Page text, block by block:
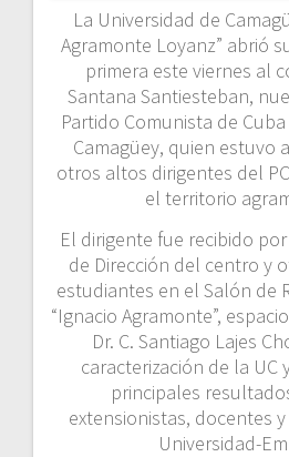
La Universidad de
Agramonte Loyanz” abrió
primera este viernes al
Santana Santiesteban,
Partido Comunista de
Camagüey, quien estuvo
otros altos dirigentes del
el territorio
El dirigente fue recibido
de Dirección del centro y
estudiantes en el Salón de
“Ignacio Agramonte”,
Dr. C. Santiago Lajes
caracterización de la UC
principales
extensionistas, docentes
Universidad-